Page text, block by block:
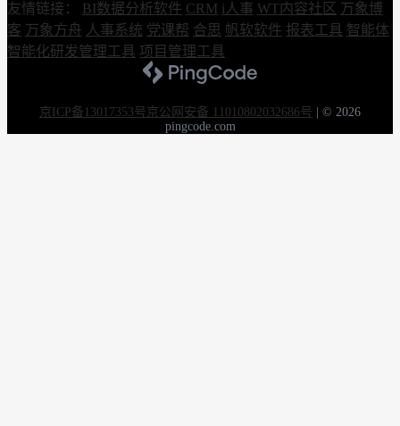
友情链接： BI数据分析软件 CRM i人事 WT内容社区 万象博
客 万象方舟 人事系统 党课帮 合思 帆软软件 报表工具 智能体
智能化研发管理工具 项目管理工具
京ICP备13017353号京公网安备 11010802032686号
© 2026
pingcode.com